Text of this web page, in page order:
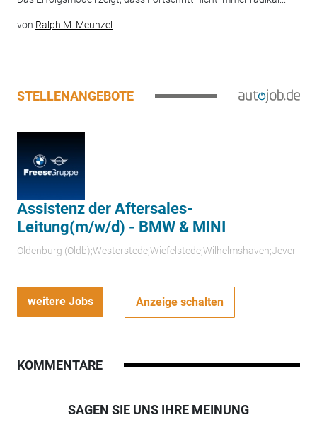
von Ralph M. Meunzel
STELLENANGEBOTE
Assistenz der Aftersales-
Leitung(m/w/d) - BMW & MINI
Oldenburg (Oldb);Westerstede;Wiefelstede;Wilhelmshaven;Jever
weitere Jobs Anzeige schalten
KOMMENTARE
SAGEN SIE UNS IHRE MEINUNG